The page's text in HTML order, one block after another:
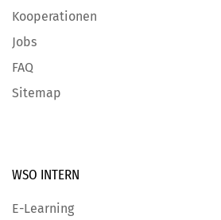
Kooperationen
Jobs
FAQ
Sitemap
WSO INTERN
E-Learning